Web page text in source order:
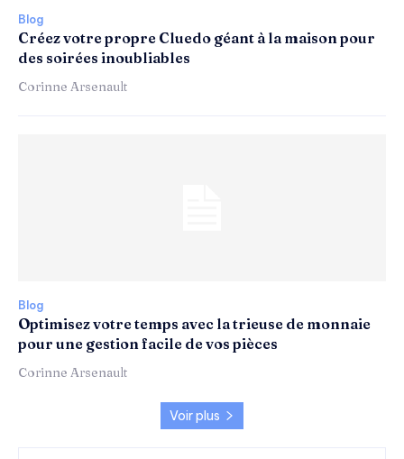
Blog
Créez votre propre Cluedo géant à la maison pour
des soirées inoubliables
Corinne Arsenault
Blog
Optimisez votre temps avec la trieuse de monnaie
pour une gestion facile de vos pièces
Corinne Arsenault
Voir plus